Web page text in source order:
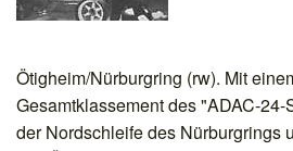
Ötigheim/Nürburgring (rw). Mit
Gesamtklassement des "ADAC-
der Nordschleife des Nürburgrings